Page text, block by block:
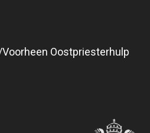
Oostpriesterhulp